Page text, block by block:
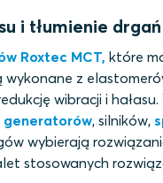
i tłumienie drgań
Roxtec MCT, które
wykonane z
wibracji i hałasu.
generatorów, silników,
wybierają
stosowanych